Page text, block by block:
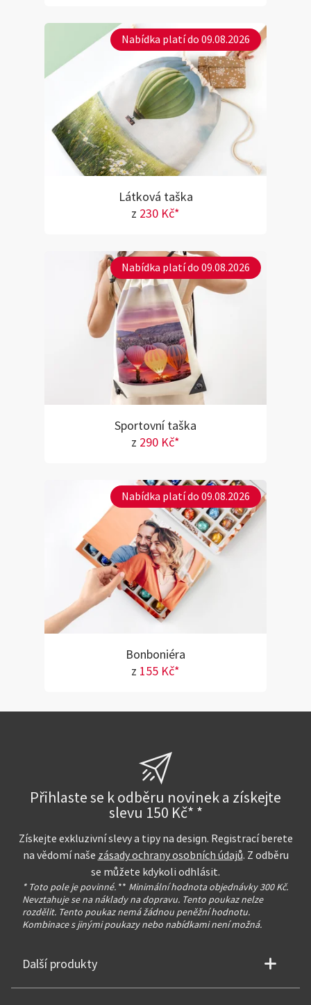
Nabídka platí do 09.08.2026
Látková taška
z 230 Kč*
Nabídka platí do 09.08.2026
Sportovní taška
z 290 Kč*
Nabídka platí do 09.08.2026
Bonboniéra
z 155 Kč*
Přihlaste se k odběru novinek a získejte
slevu 150 Kč* *
Získejte exkluzivní slevy a tipy na design. Registrací berete
na vědomí naše zásady ochrany osobních údajů. Z odběru
se můžete kdykoli odhlásit.
* Toto pole je povinné. ** Minimální hodnota objednávky 300 Kč.
Nevztahuje se na náklady na dopravu. Tento poukaz nelze
rozdělit. Tento poukaz nemá žádnou peněžní hodnotu.
Kombinace s jinými poukazy nebo nabídkami není možná.
Další produkty